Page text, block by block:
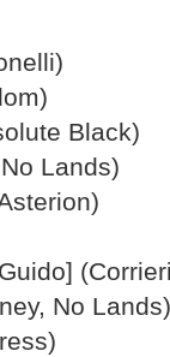
Black)
Lands)
No Lands)